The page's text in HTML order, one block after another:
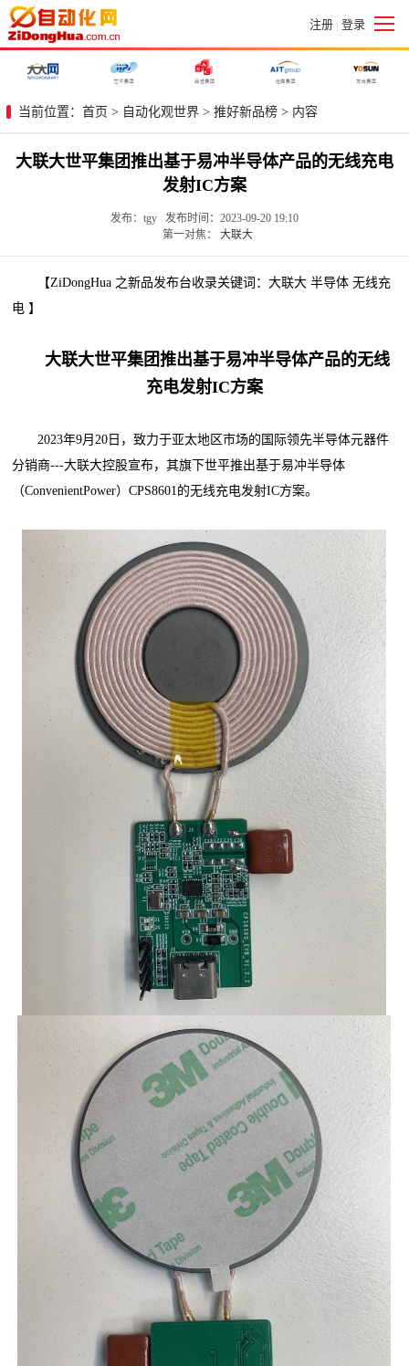
注册 | 登录
当前位置： 首页 > 自动化观世界 > 推好新品榜 > 内容
大联大世平集团推出基于易冲半导体产品的无线充电
发射IC方案
发布：tgy 发布时间：2023-09-20 19:10
第一对焦： 大联大
【ZiDongHua 之新品发布台收录关键词：大联大 半导体 无线充
电 】
大联大世平集团推出基于易冲半导体产品的无线
充电发射IC方案
2023年9月20日，致力于亚太地区市场的国际领先半导体元器件
分销商---大联大控股宣布，其旗下世平推出基于易冲半导体
（ConvenientPower）CPS8601的无线充电发射IC方案。